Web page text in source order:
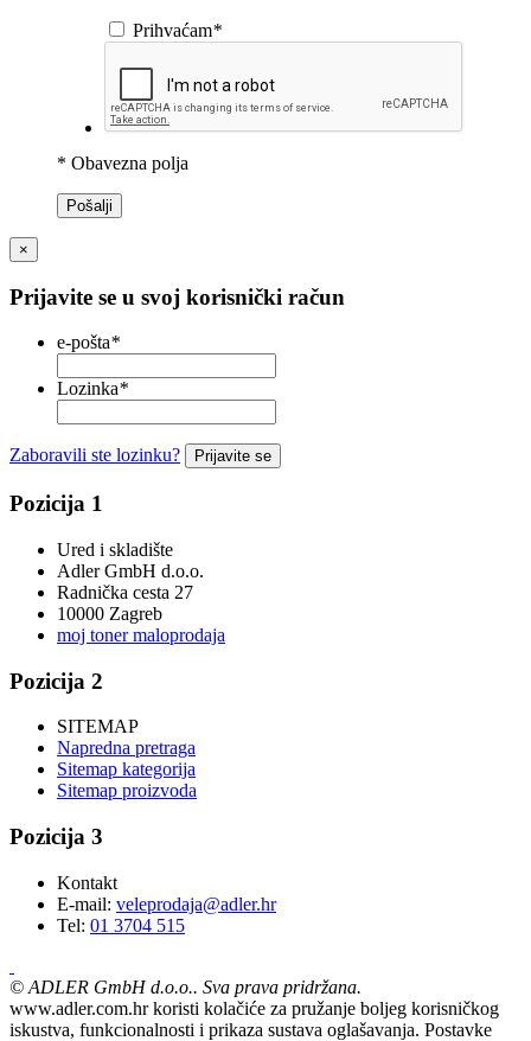
Prihvaćam*
* Obavezna polja
Pošalji
×
Prijavite se u svoj korisnički račun
e-pošta*
Lozinka*
Zaboravili ste lozinku? Prijavite se
Pozicija 1
Ured i skladište
Adler GmbH d.o.o.
Radnička cesta 27
10000 Zagreb
moj toner maloprodaja
Pozicija 2
SITEMAP
Napredna pretraga
Sitemap kategorija
Sitemap proizvoda
Pozicija 3
Kontakt
E-mail: veleprodaja@adler.hr
Tel: 01 3704 515
© ADLER GmbH d.o.o.. Sva prava pridržana.
www.adler.com.hr koristi kolačiće za pružanje boljeg korisničkog
iskustva, funkcionalnosti i prikaza sustava oglašavanja. Postavke